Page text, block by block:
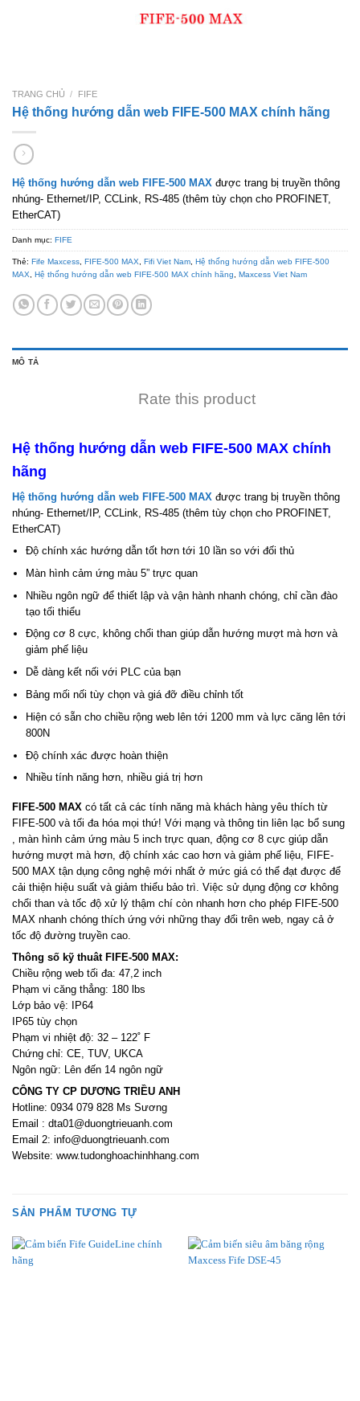
TRANG CHỦ / FIFE
Hệ thống hướng dẫn web FIFE-500 MAX chính hãng
Hệ thống hướng dẫn web FIFE-500 MAX được trang bị truyền thông
nhúng- Ethernet/IP, CCLink, RS-485 (thêm tùy chọn cho PROFINET,
EtherCAT)
Danh mục: FIFE
Thẻ: Fife Maxcess FIFE-500 MAX Fifi Viet Nam Hệ thống hướng dẫn web FIFE-500
MAX
Hệ thống hướng dẫn web FIFE-500 MAX chính hãng Maxcess Viet Nam
MÔ TẢ
Rate this product
Hệ thống hướng dẫn web FIFE-500 MAX chính
hãng
Hệ thống hướng dẫn web FIFE-500 MAX được trang bị truyền thông
nhúng- Ethernet/IP, CCLink, RS-485 (thêm tùy chọn cho PROFINET,
EtherCAT)
Độ chính xác hướng dẫn tốt hơn tới 10 lần so với đối thủ
Màn hình cảm ứng màu 5” trực quan
Nhiều ngôn ngữ để thiết lập và vận hành nhanh chóng, chỉ cần đào
tạo tối thiểu
Động cơ 8 cực, không chổi than giúp dẫn hướng mượt mà hơn và
giảm phế liệu
Dễ dàng kết nối với PLC của bạn
Bảng mối nối tùy chọn và giá đỡ điều chỉnh tốt
Hiện có sẵn cho chiều rộng web lên tới 1200 mm và lực căng lên tới
800N
Độ chính xác được hoàn thiện
Nhiều tính năng hơn, nhiều giá trị hơn
FIFE-500 MAX có tất cả các tính năng mà khách hàng yêu thích từ
FIFE-500 và tối đa hóa mọi thứ! Với mạng và thông tin liên lạc bổ sung
, màn hình cảm ứng màu 5 inch trực quan, động cơ 8 cực giúp dẫn
hướng mượt mà hơn, độ chính xác cao hơn và giảm phế liệu, FIFE-
500 MAX tận dụng công nghệ mới nhất ở mức giá có thể đạt được để
cải thiện hiệu suất và giảm thiểu bảo trì. Việc sử dụng động cơ không
chổi than và tốc độ xử lý thậm chí còn nhanh hơn cho phép FIFE-500
MAX nhanh chóng thích ứng với những thay đổi trên web, ngay cả ở
tốc độ đường truyền cao.
Thông số kỹ thuât FIFE-500 MAX:
Chiều rộng web tối đa: 47,2 inch
Phạm vi căng thẳng: 180 lbs
Lớp bảo vệ: IP64
IP65 tùy chọn
Phạm vi nhiệt độ: 32 – 122˚ F
Chứng chỉ: CE, TUV, UKCA
Ngôn ngữ: Lên đến 14 ngôn ngữ
CÔNG TY CP DƯƠNG TRIỀU ANH
Hotline: 0934 079 828 Ms Sương
Email : dta01@duongtrieuanh.com
Email 2: info@duongtrieuanh.com
Website: www.tudonghoachinhhang.com
SẢN PHẨM TƯƠNG TỰ